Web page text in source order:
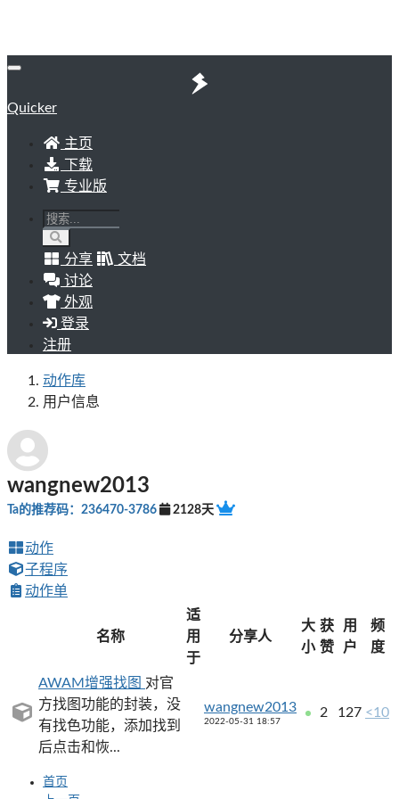
Quicker
主页
下载
专业版
分享
文档
讨论
外观
登录
注册
动作库
用户信息
wangnew2013
Ta的推荐码：236470-3786 2128天
动作
子程序
动作单
名称
适
用
于
分享人
大
小
获
赞
用
户
频
度
AWAM增强找图 对官
方找图功能的封装，没
有找色功能，添加找到
后点击和恢...
wangnew2013
2022-05-31 18:57
2 127 <10
首页